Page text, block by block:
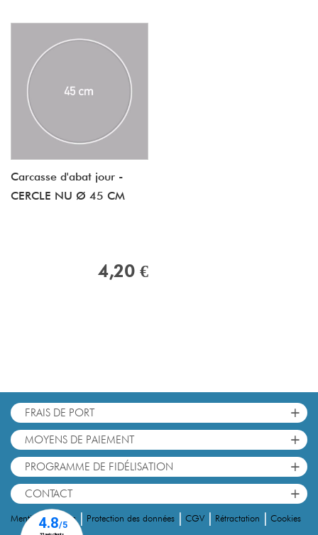
Carcasse d'abat jour -
CERCLE NU Ø 45 CM
4,20 €
FRAIS DE PORT +
MOYENS DE PAIEMENT +
PROGRAMME DE FIDÉLISATION +
CONTACT +
Mentions Légales Protection des données CGV Rétractation Cookies